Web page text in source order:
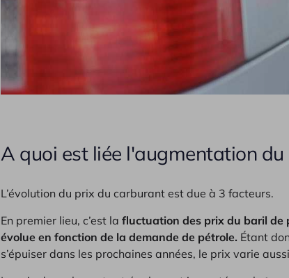
A quoi est liée l'augmentation
L’évolution du prix du carburant est due à 3 facteurs.
En premier lieu, c’est la fluctuation des prix du baril de
évolue en fonction de la demande de pétrole. Étant
s’épuiser dans les prochaines années, le prix varie